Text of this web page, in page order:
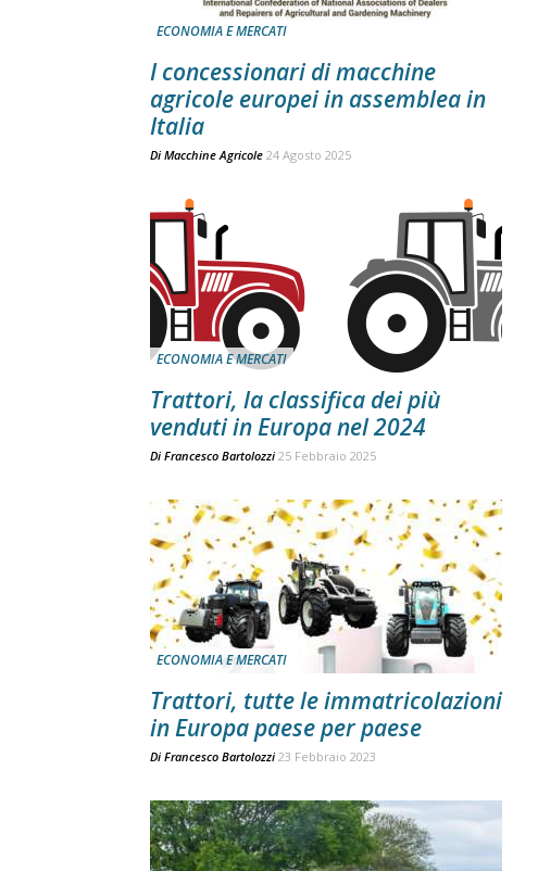
ECONOMIA E MERCATI
I concessionari di macchine
agricole europei in assemblea in
Italia
Di Macchine Agricole 24 Agosto 2025
ECONOMIA E MERCATI
Trattori, la classifica dei più
venduti in Europa nel 2024
Di Francesco Bartolozzi 25 Febbraio 2025
ECONOMIA E MERCATI
Trattori, tutte le immatricolazioni
in Europa paese per paese
Di Francesco Bartolozzi 23 Febbraio 2023